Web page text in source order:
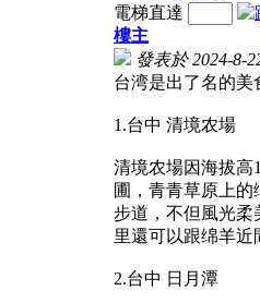
電梯直達
樓主
發表於 2024-8-
台湾是出了名的美
1.台中 清境农場
清境农場因海拔高
圃，青青草原上
步道，不但風光柔
里還可以跟绵羊近
2.台中 日月潭